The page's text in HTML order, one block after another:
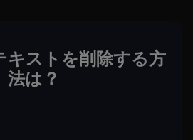
キストを削除する方
法は？